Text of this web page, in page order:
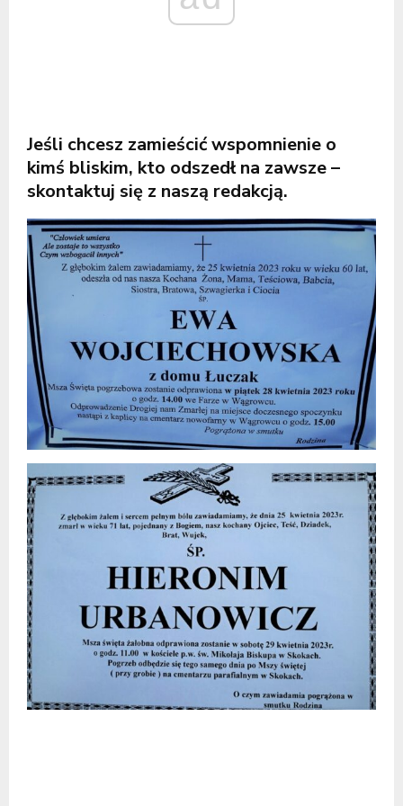
Jeśli chcesz zamieścić wspomnienie o
kimś bliskim, kto odszedł na zawsze –
skontaktuj się z naszą redakcją.